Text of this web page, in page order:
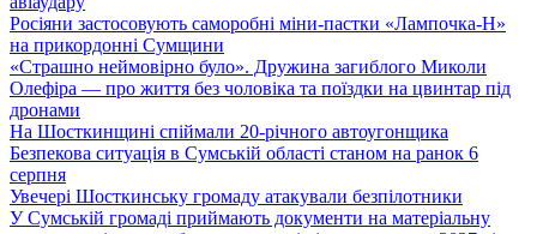
Росіяни застосовують саморобні міни-пастки «Лампочка-Н»
на прикордонні Сумщини
«Страшно неймовірно було». Дружина загиблого Миколи
Олефіра — про життя без чоловіка та поїздки на цвинтар під
дронами
На Шосткинщині спіймали 20-річного автоугонщика
Безпекова ситуація в Сумській області станом на ранок 6
серпня
Увечері Шосткинську громаду атакували безпілотники
У Сумській громаді приймають документи на матеріальну